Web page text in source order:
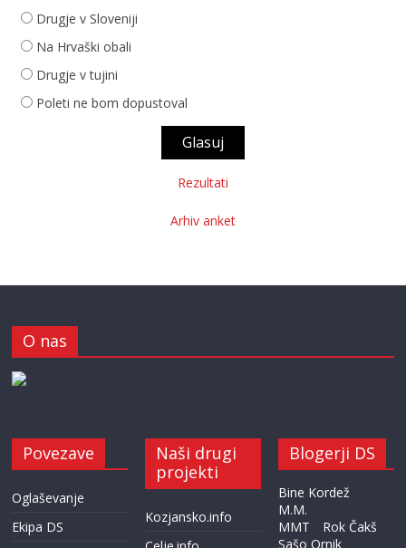
Drugje v Sloveniji
Na Hrvaški obali
Drugje v tujini
Poleti ne bom dopustoval
Rezultati
Arhiv anket
O nas
Povezave
Oglaševanje
Ekipa DS
Naši drugi
projekti
Kozjansko.info
Blogerji DS
Bine Kordež
M.M.
MMT
Rok Čakš
Sašo Ornik